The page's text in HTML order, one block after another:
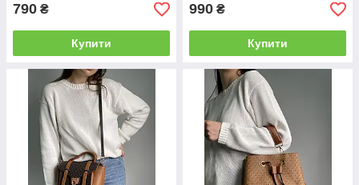
790 ₴
Купити
990 ₴
Купити